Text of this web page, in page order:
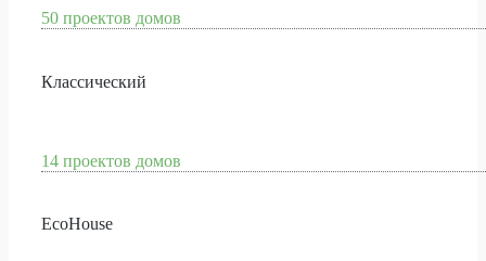
50 проектов домов
Классический
14 проектов домов
EcoHouse